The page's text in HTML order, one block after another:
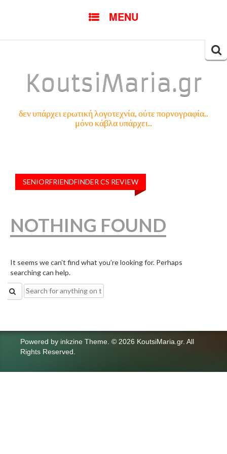
MENU
KoutsiMaria.gr
δεν υπάρχει ερωτική λογοτεχνία, ούτε πορνογραφία..
μόνο κάβλα υπάρχει..
SENIORFRIENDFINDER CS REVIEW
NOTHING FOUND
It seems we can’t find what you’re looking for. Perhaps
searching can help.
Search
for:
Powered by inkzine Theme © 2026 KoutsiMaria.gr. All
Rights Reserved.